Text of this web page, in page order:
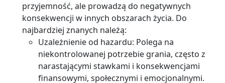
przyjemność, ale prowadzą do negatywnych
konsekwencji w innych obszarach życia. Do
najbardziej znanych należą:
Uzależnienie od hazardu: Polega na
niekontrolowanej potrzebie grania, często z
narastającymi stawkami i konsekwencjami
finansowymi, społecznymi i emocjonalnymi.